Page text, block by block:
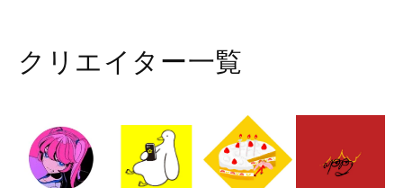
クリエイター一覧